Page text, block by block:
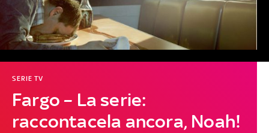
Fargo – La serie:
raccontacela ancora, Noah!
SERIE TV